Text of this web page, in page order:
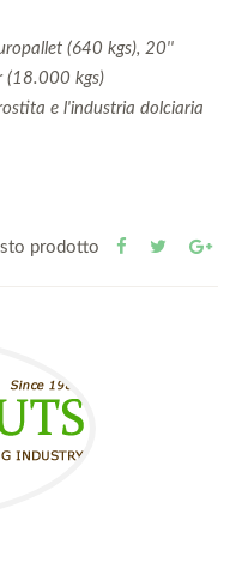
(640 kgs), 20''
(18.000 kgs)
e l'industria dolciaria
prodotto